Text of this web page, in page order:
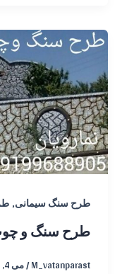
طرح سنگ سیمانی,
طرح سنگ و
M_vatanparast
/می 4, 2020